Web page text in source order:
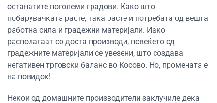
останатите поголеми градови. Како што
побарувачката расте, така расте и потребата од вешта
работна сила и градежни материјали. Иако
располагаат со доста производи, повеќето од
градежните материјали се увезени, што создава
негативен трговски баланс во Косово. Но, промената е
на повидок!
Некои од домашните производители заклучиле дека